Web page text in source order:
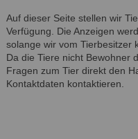
Auf dieser Seite stellen wir
Verfügung. Die Anzeigen
solange wir vom Tierbesitzer
Da die Tiere nicht Bewohner
Fragen zum Tier direkt den
Kontaktdaten kontaktieren.